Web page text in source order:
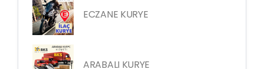
ECZANE KURYE
ARABALI KURYE